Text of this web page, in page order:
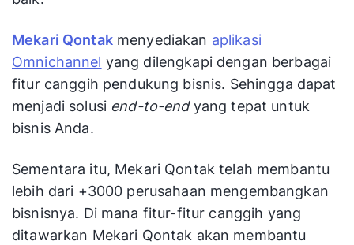
Mekari Qontakmenyediakan aplikasi
Omnichannel yang dilengkapi dengan berbagai
fitur canggih pendukung bisnis. Sehingga dapat
menjadi solusi end-to-endyang tepat untuk
bisnis Anda.
Sementara itu, Mekari Qontak telah membantu
lebih dari +3000 perusahaan mengembangkan
bisnisnya. Di mana fitur-fitur canggih yang
ditawarkan Mekari Qontak akan membantu